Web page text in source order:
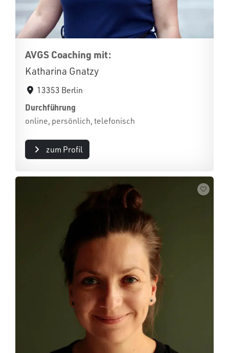
AVGS Coaching mit:
Katharina Gnatzy
13353 Berlin
Durchführung
online, persönlich, telefonisch
zum Profil